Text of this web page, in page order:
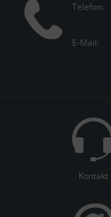
Telefon:
E-Mail:
Kontakt